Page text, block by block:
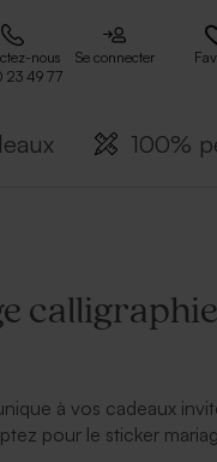
nous
23 49 77
Se connecter
100%
à vos cadeaux
pour le sticker